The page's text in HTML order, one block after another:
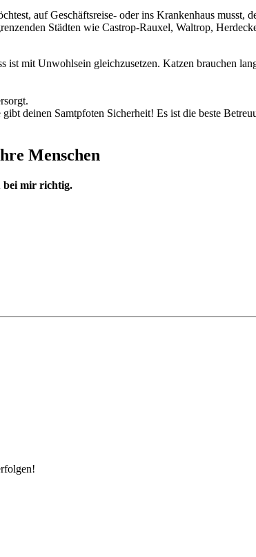
auf Geschäftsreise- oder ins Krankenhaus musst,
Städten wie Castrop-Rauxel, Waltrop,
ist mit Unwohlsein gleichzusetzen. Katzen brauchen
deinen Samtpfoten Sicherheit! Es ist die beste
Menschen
bei mir richtig.